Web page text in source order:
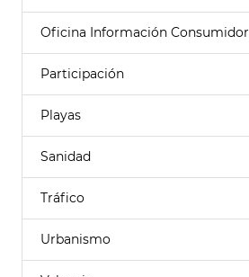
Oficina Información Consumidor
Participación
Playas
Sanidad
Tráfico
Urbanismo